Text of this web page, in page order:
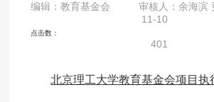
编辑：教育基金会 审核人：余海滨
11-10
点击数：
401
北京理工大学教育基金会项目执